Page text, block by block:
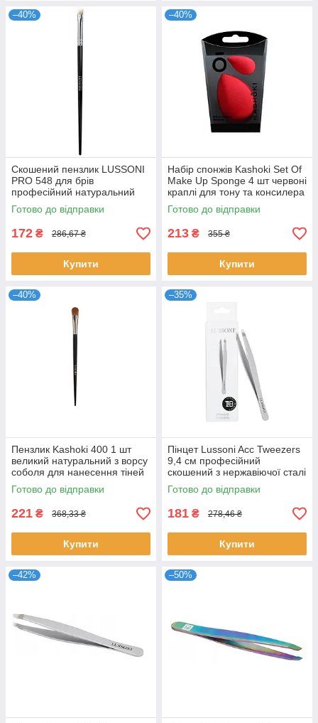
–40%
Скошений пензлик LUSSONI
PRO 548 для брів
професійний натуральний
для моделювання та макіяжу
Люссоні
Готово до відправки
172 ₴ 286,67 ₴
Купити
–40%
Набір спонжів Kashoki Set Of
Make Up Sponge 4 шт червоні
краплі для тону та консилера
професійні Кашокі
Готово до відправки
213 ₴ 355 ₴
Купити
–40%
Пензлик Kashoki 400 1 шт
великий натуральний з ворсу
соболя для нанесення тіней
професійний Кашокі
Готово до відправки
221 ₴ 368,33 ₴
Купити
–35%
Пінцет Lussoni Acc Tweezers
9,4 см професійний
скошений з нержавіючої сталі
для корекції брів Луссоні
Готово до відправки
181 ₴ 278,46 ₴
Купити
–42% –50%